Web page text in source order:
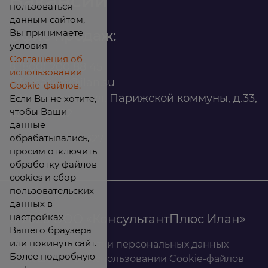
Офис продаж:
infomarket@ilan.su
г. Красноярск, ул. Парижской коммуны, д.33,
помещ. 302
ИНН: 2465263327
© 2026 ООО «КонсультантПлюс Илан»
Политика обработки персональных данных
Соглашение об использовании Cookie-файлов
пользоваться
данным сайтом,
Вы принимаете
условия
Соглашения об
использовании
Cookie-файлов.
Если Вы не хотите,
чтобы Ваши
данные
обрабатывались,
просим отключить
обработку файлов
cookies и сбор
пользовательских
данных в
настройках
Вашего браузера
или покинуть сайт.
Более подробную